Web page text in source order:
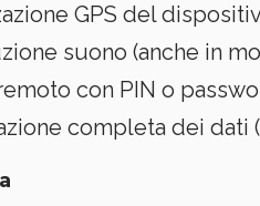
GPS del
suono (anche in
con PIN o
completa dei dati